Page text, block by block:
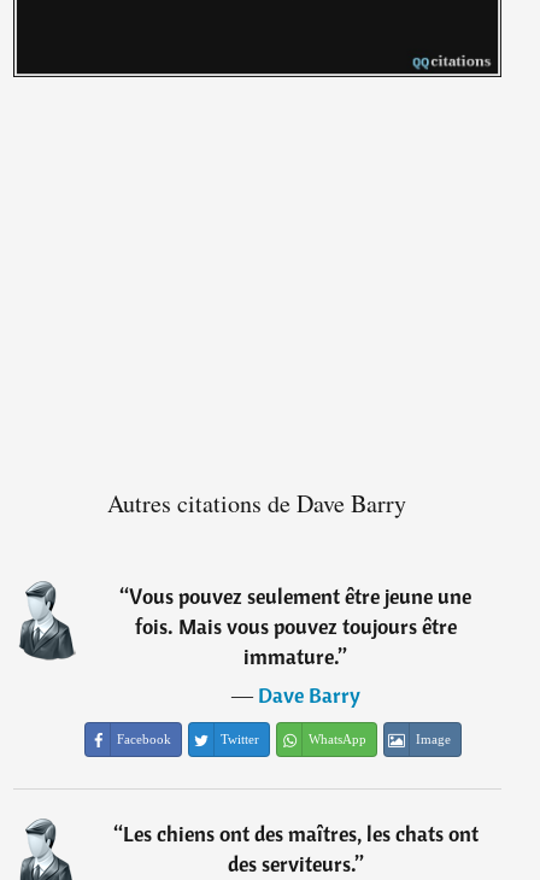
Autres citations de Dave Barry
“Vous pouvez seulement être jeune une
fois. Mais vous pouvez toujours être
immature.”
―Dave Barry
Facebook Twitter WhatsApp Image
“Les chiens ont des maîtres, les chats ont
des serviteurs.”